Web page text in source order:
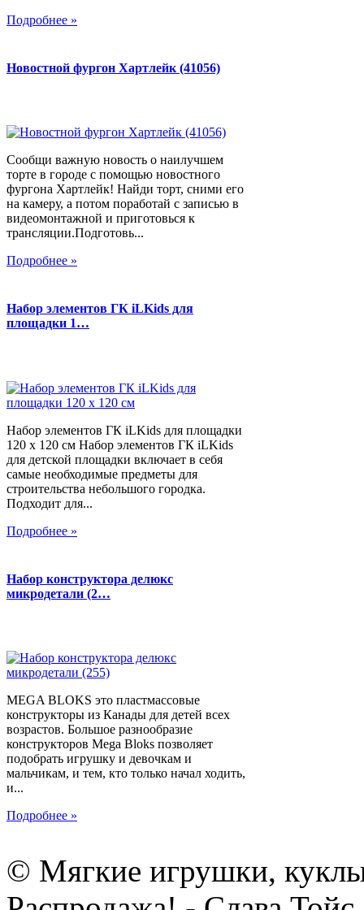
Подробнее »
Новостной фургон Хартлейк (41056)
Сообщи важную новость о наилучшем
торте в городе с помощью новостного
фургона Хартлейк! Найди торт, сними его
на камеру, а потом поработай с записью в
видеомонтажной и приготовься к
трансляции.Подготовь...
Подробнее »
Набор элементов ГК iLKids для
площадки 1…
Набор элементов ГК iLKids для площадки
120 х 120 см Набор элементов ГК iLKids
для детской площадки включает в себя
самые необходимые предметы для
строительства небольшого городка.
Подходит для...
Подробнее »
Набор конструктора делюкс
микродетали (2…
MEGA BLOKS это пластмассовые
конструкторы из Канады для детей всех
возрастов. Большое разнообразие
конструкторов Mega Bloks позволяет
подобрать игрушку и девочкам и
мальчикам, и тем, кто только начал ходить,
и...
Подробнее »
© Мягкие игрушки,